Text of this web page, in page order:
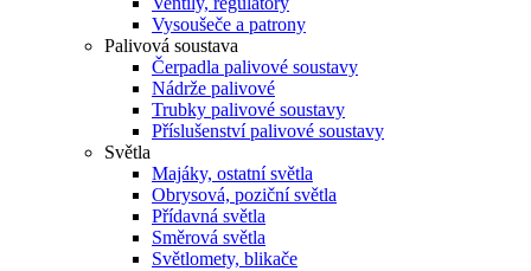
Vysoušeče a patrony
Palivová soustava
Čerpadla palivové soustavy
Nádrže palivové
Trubky palivové soustavy
Příslušenství palivové soustavy
Světla
Majáky, ostatní světla
Obrysová, poziční světla
Přídavná světla
Směrová světla
Světlomety, blikače